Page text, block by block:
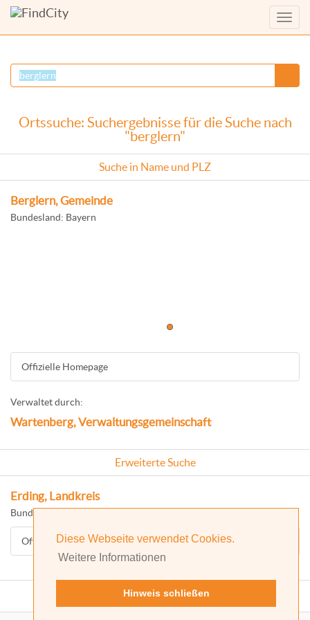
Diese Webseite verwendet Cookies.
Weitere Informationen
Hinweis schließen
Menü
Ortssuche: Suchergebnisse für die Suche nach
"berglern"
Suche in Name und PLZ
Berglern, Gemeinde
Bundesland: Bayern
Offizielle Homepage
Verwaltet durch:
Wartenberg, Verwaltungsgemeinschaft
Erweiterte Suche
Erding, Landkreis
Bundesland: Bayern
Offizielle Homepage